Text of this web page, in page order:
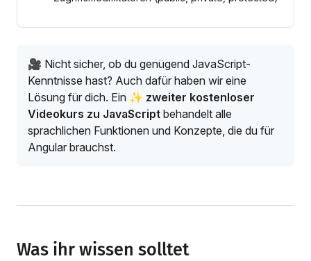
🎥 Nicht sicher, ob du genügend JavaScript-
Kenntnisse hast? Auch dafür haben wir eine
Lösung für dich. Ein ✨ zweiter kostenloser
Videokurs zu JavaScript behandelt alle
sprachlichen Funktionen und Konzepte, die du für
Angular brauchst.
Was ihr wissen solltet